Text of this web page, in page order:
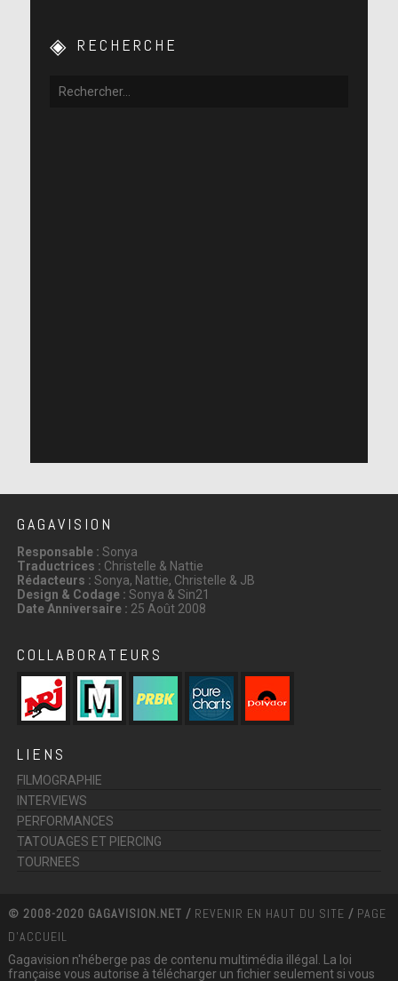
RECHERCHE
GAGAVISION
Responsable : Sonya
Traductrices : Christelle & Nattie
Rédacteurs : Sonya, Nattie, Christelle & JB
Design & Codage : Sonya & Sin21
Date Anniversaire : 25 Août 2008
COLLABORATEURS
LIENS
FILMOGRAPHIE
INTERVIEWS
PERFORMANCES
TATOUAGES ET PIERCING
TOURNEES
© 2008-2020 GAGAVISION.NET / REVENIR EN HAUT DU SITE / PAGE
D'ACCUEIL
Gagavision n'héberge pas de contenu multimédia illégal. La loi
française vous autorise à télécharger un fichier seulement si vous